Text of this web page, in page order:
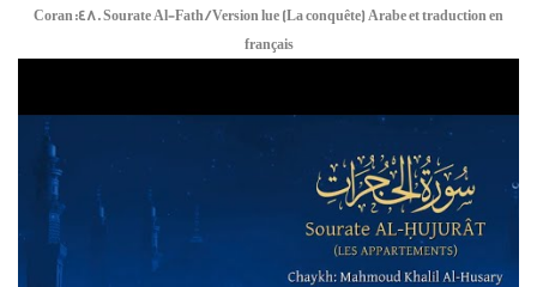
Coran:48. Sourate Al-Fath / Version lue (La conquête) Arabe et traduction en
français